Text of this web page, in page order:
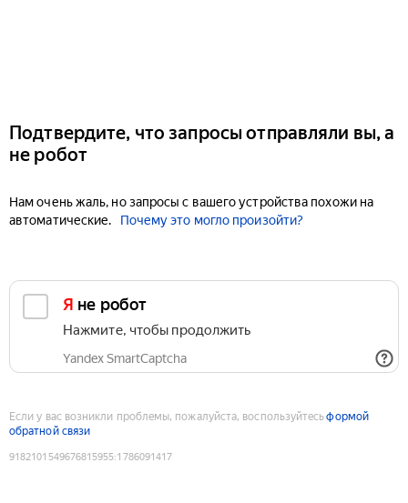
Подтвердите, что запросы отправляли вы, а
не робот
Нам очень жаль, но запросы с вашего устройства похожи на
автоматические.
Почему это могло произойти?
Я не робот
Нажмите, чтобы продолжить
Yandex SmartCaptcha
Если у вас возникли проблемы, пожалуйста, воспользуйтесьформой
обратной связи
9182101549676815955:1786091417